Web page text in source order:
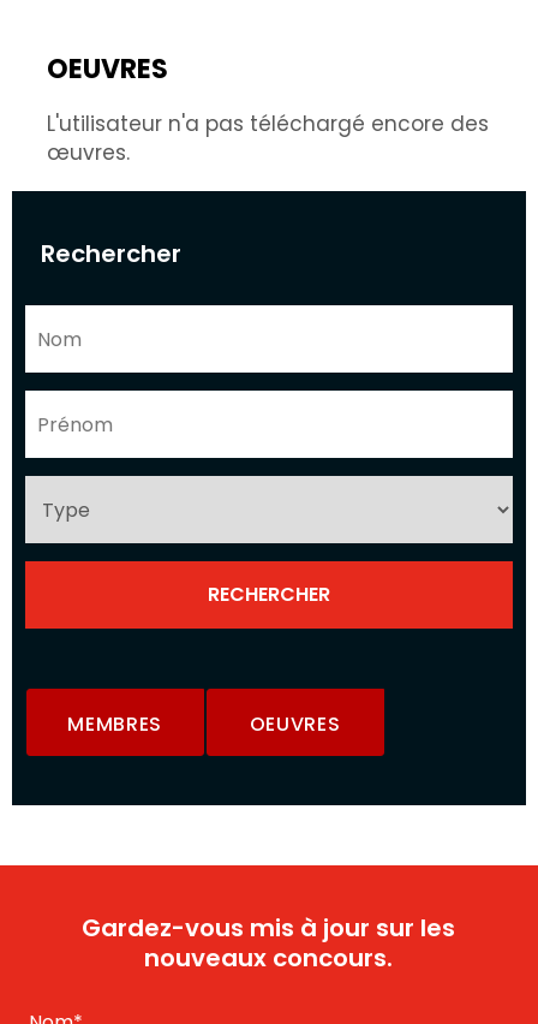
Rechercher
MEMBRES OEUVRES
OEUVRES
L'utilisateur n'a pas téléchargé encore des
œuvres.
Gardez-vous mis à jour sur les
nouveaux concours.